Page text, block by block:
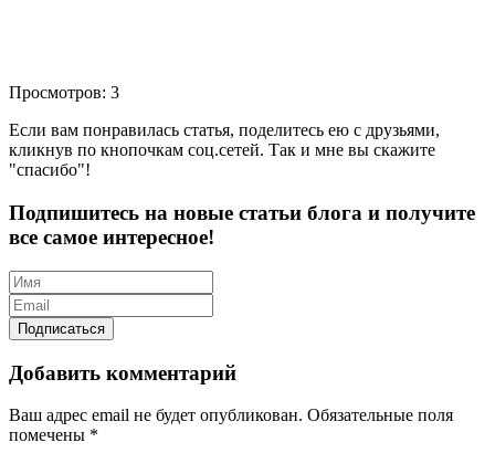
Просмотров: 3
Если вам понравилась статья, поделитесь ею с друзьями,
кликнув по кнопочкам соц.сетей. Так и мне вы скажите
"спасибо"!
Подпишитесь на новые статьи блога и получите
все самое интересное!
Добавить комментарий
Ваш адрес email не будет опубликован. Обязательные поля
помечены *